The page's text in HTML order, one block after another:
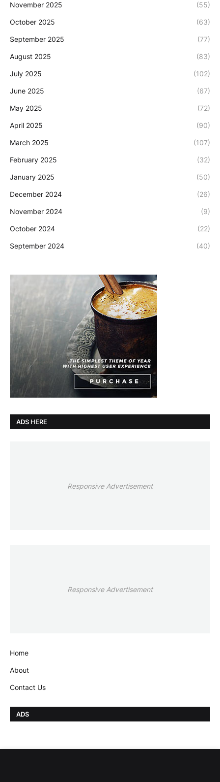
November 2025 (55)
October 2025 (63)
September 2025 (77)
August 2025 (83)
July 2025 (102)
June 2025 (67)
May 2025 (72)
April 2025 (90)
March 2025 (107)
February 2025 (32)
January 2025 (50)
December 2024 (26)
November 2024 (9)
October 2024 (22)
September 2024 (40)
ADS HERE
Responsive Advertisement
Responsive Advertisement
Home
About
Contact Us
ADS